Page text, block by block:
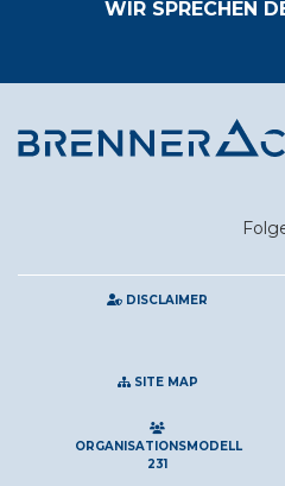
WIR SPRECHEN
DISCLAIMER
SITE MAP
ORGANISATIONSMODELL
231